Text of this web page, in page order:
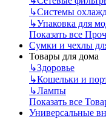
↳Системы
↳Упаковка для
Показать все
Сумки и чехлы
Товары для дома
↳Здоровье
↳Кошельки и
↳Лампы
Показать все
Универсальные